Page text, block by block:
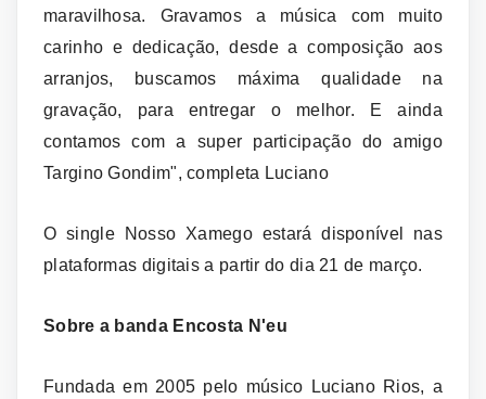
maravilhosa. Gravamos a música com muito
carinho e dedicação, desde a composição aos
arranjos, buscamos máxima qualidade na
gravação, para entregar o melhor. E ainda
contamos com a super participação do amigo
Targino Gondim", completa Luciano
O single Nosso Xamego estará disponível nas
plataformas digitais a partir do dia 21 de março.
Sobre a banda Encosta N'eu
Fundada em 2005 pelo músico Luciano Rios, a